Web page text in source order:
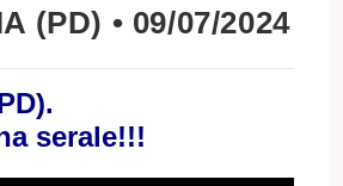
(PD) • 09/07/2024
serale!!!